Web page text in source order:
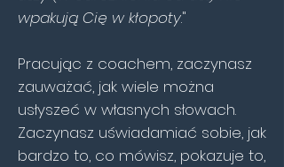
wpakują Cię w kłopoty."
Pracując z coachem, zaczynasz
zauważać, jak wiele można
usłyszeć w własnych słowach.
Zaczynasz uświadamiać sobie, jak
bardzo to, co mówisz, pokazuje to,